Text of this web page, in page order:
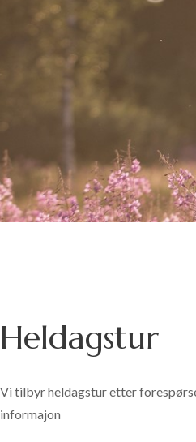
Heldagstur
Vi tilbyr heldagstur etter
informajon